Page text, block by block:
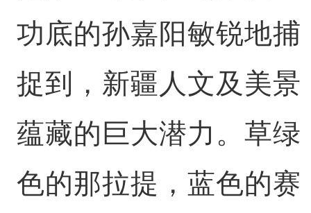
功底的孙嘉阳敏锐地捕
捉到，新疆人文及美景
蕴藏的巨大潜力。草绿
色的那拉提，蓝色的赛